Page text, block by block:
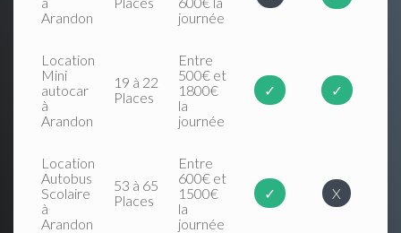
Arandon
journée
Location
Mini
autocar
à
Arandon
19 à 22
Places
Entre
500€ et
1800€
la
journée
✓ ✓
Location
Autobus
Scolaire
à
Arandon
53 à 65
Places
Entre
600€ et
1500€
la
journée
✓ X